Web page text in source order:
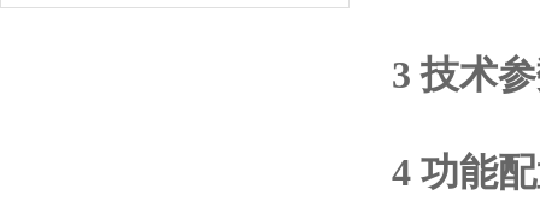
3 技术
4 功能